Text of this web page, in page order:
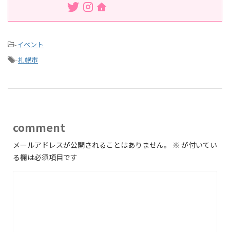
-イベント
-札幌市
comment
メールアドレスが公開されることはありません。 ※ が付いてい
る欄は必須項目です